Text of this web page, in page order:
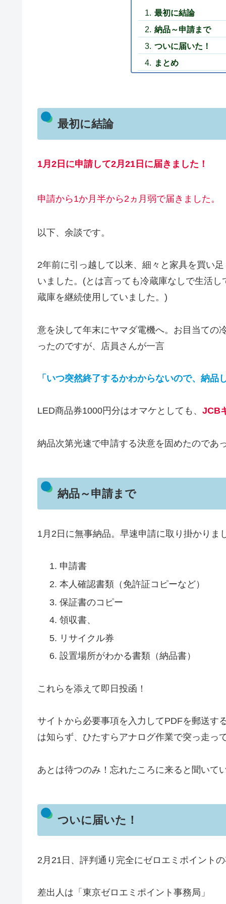
最初に結論
納品～申請まで
ついに届いた！
まとめ
最初に結論
1月2日に申請して2月21日に届きました！
申請から1か月半から2ヵ月弱で届きました。
以下、余談です。
2年前に引っ越して以来、細々と家具を買い
いました。(とは言っても冷蔵庫なしで生活
蔵庫を継続使用していました。)
意を決して年末にヤマダ電機へ。お目当ての
ったのですが、店員さんが一言
「いつ突然終了するかわからないので、納
LED商品券1000円分はオマケとしても、 JCB
納品次第光速で申請する決意を固めたのであ
納品～申請まで
1月2日に無事納品。早速申請に取り掛かりま
申請書
本人確認書類（免許証コピーなど）
保証書のコピー
領収書、
リサイクル券
設置場所がわかる書類（納品書）
これらを添えて即日投函！
サイトから必要事項を入力してPDFを郵送す
は知らず、ひたすらアナログ作業で突っ走っ
あとは待つのみ！忘れたころに来ると聞いて
ついに届いた！
2月21日、評判通り完全にゼロエミポイント
差出人は「東京ゼロエミポイント事務局」